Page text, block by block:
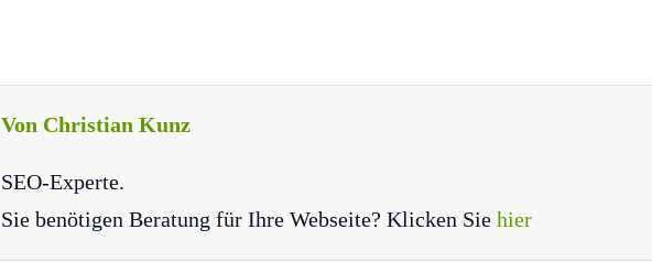
Von Christian Kunz
SEO-Experte.
Sie benötigen Beratung für Ihre Webseite? Klicken Sie hier